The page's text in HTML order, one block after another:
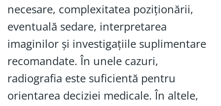
necesare, complexitatea poziționării,
eventuală sedare, interpretarea
imaginilor și investigațiile suplimentare
recomandate. În unele cazuri,
radiografia este suficientă pentru
orientarea deciziei medicale. În altele,